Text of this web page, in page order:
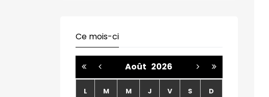
Ce mois-ci
Août 2026
L M M J V S D